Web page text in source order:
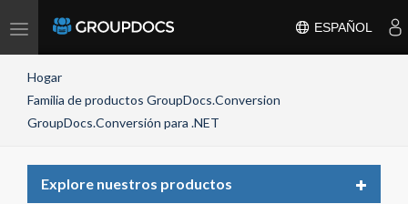
Toggle
ESPAÑOL
Hogar
Familia de productos GroupDocs.Conversion
GroupDocs.Conversión para .NET
Explore nuestros productos
Toggle